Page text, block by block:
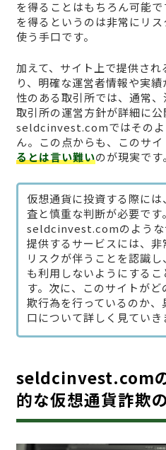
を得ることはもちろん可能
を得るというのは非常にリ
使う手口です。
加えて、サイト上で提供さ
り、明確な運営者情報や実
性のある取引所では、通常、
取引所の運営方針が詳細に公
seldcinvest.comではそのよ
ん。この点からも、このサイ
るとは言い難いのが現実です。
仮想通貨に投資する際には
査と慎重な判断が必要です。
seldcinvest.comのような
提供するサービスには、非
リスクが伴うことを認識し
も利用しないようにするこ
す。次に、このサイトがど
欺行為を行っているのか、
口について詳しく見ていき
seldcinvest.com
的な仮想通貨詐欺